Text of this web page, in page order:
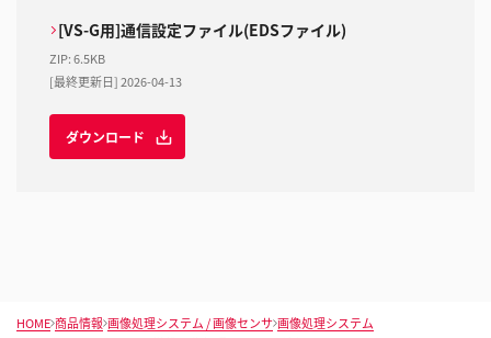
[VS-G用]通信設定ファイル(EDSファイル)
ZIP:6.5KB
[最終更新日] 2026-04-13
ダウンロード
HOME 商品情報 画像処理システム / 画像センサ 画像処理システム